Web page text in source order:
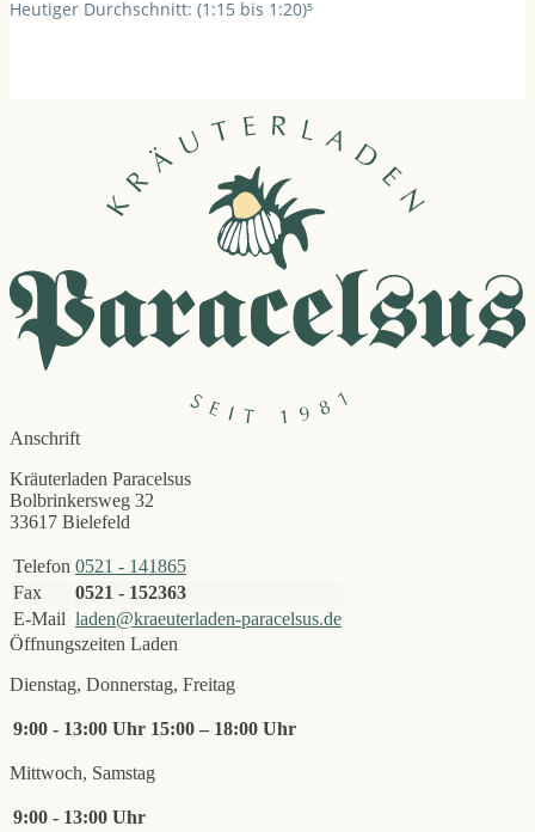
Heutiger Durchschnitt: (1:15 bis 1:20)⁵
Anschrift
Kräuterladen Paracelsus
Bolbrinkersweg 32
33617 Bielefeld
Telefon 0521 - 141865
Fax
0521 - 152363
E-Mail laden@kraeuterladen-paracelsus.de
Öffnungszeiten Laden
Dienstag, Donnerstag, Freitag
9:00 - 13:00 Uhr 15:00 – 18:00 Uhr
Mittwoch, Samstag
9:00 - 13:00 Uhr